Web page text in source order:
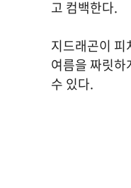
고 컴백한다.
지드래곤이
여름을 짜릿하
수 있다.